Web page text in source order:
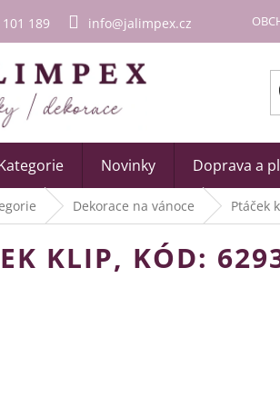
189 info@jalimpex.cz
Novinky Doprava a
Dekorace na vánoce Ptáček
KLIP, KÓD: